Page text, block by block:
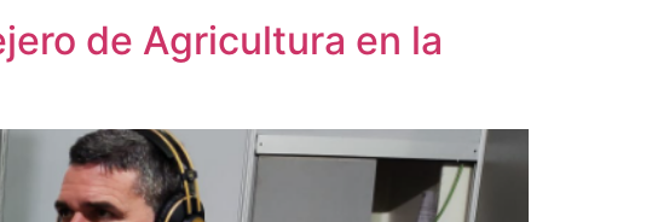
de Agricultura en la